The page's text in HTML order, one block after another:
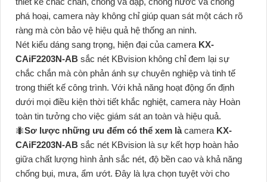
phá hoại, camera này không chỉ giúp quan sát một cách rõ
ràng mà còn bảo vệ hiệu quả hệ thống an ninh.
Nét kiểu dáng sang trọng, hiện đại của camera KX-
CAiF2203N-AB sắc nét KBvision không chỉ đem lại sự
chắc chắn mà còn phản ánh sự chuyên nghiệp và tinh tế
trong thiết kế công trình. Với khả năng hoạt động ổn định
dưới mọi điều kiện thời tiết khắc nghiệt, camera này Hoàn
toàn tin tưởng cho việc giám sát an toàn và hiệu quả.
🐜Sơ lược những ưu đểm có thể xem làcamera KX-
CAiF2203N-AB sắc nét KBvision là sự kết hợp hoàn hảo
giữa chất lượng hình ảnh sắc nét, độ bền cao và khả năng
chống bụi, mưa, ẩm ướt. Đây là lựa chọn tuyệt vời cho